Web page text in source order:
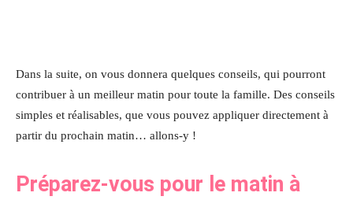
Dans la suite, on vous donnera quelques conseils, qui pourront
contribuer à un meilleur matin pour toute la famille. Des conseils
simples et réalisables, que vous pouvez appliquer directement à
partir du prochain matin… allons-y !
Préparez-vous pour le matin à